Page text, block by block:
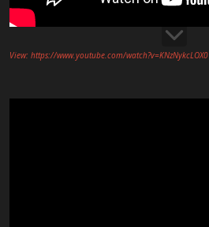
View: https://www.youtube.com/watch?v=KNzNykcLOX0